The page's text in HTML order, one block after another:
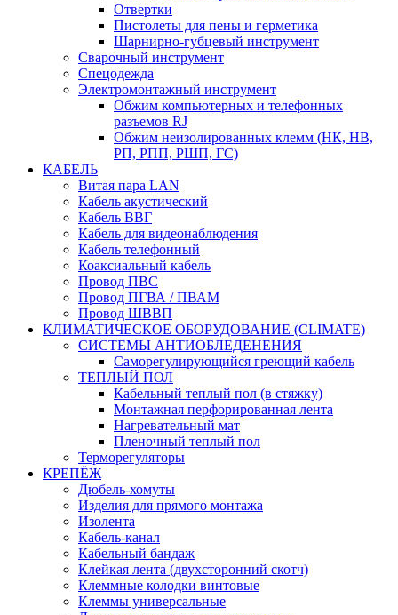
Отвертки
Пистолеты для пены и герметика
Шарнирно-губцевый инструмент
Сварочный инструмент
Спецодежда
Электромонтажный инструмент
Обжим компьютерных и телефонных
разъемов RJ
Обжим неизолированных клемм (НК, НВ,
РП, РПП, РШП, ГС)
КАБЕЛЬ
Витая пара LAN
Кабель акустический
Кабель ВВГ
Кабель для видеонаблюдения
Кабель телефонный
Коаксиальный кабель
Провод ПВС
Провод ПГВА / ПВАМ
Провод ШВВП
КЛИМАТИЧЕСКОЕ ОБОРУДОВАНИЕ (CLIMATE)
СИСТЕМЫ АНТИОБЛЕДЕНЕНИЯ
Саморегулирующийся греющий кабель
ТЕПЛЫЙ ПОЛ
Кабельный теплый пол (в стяжку)
Монтажная перфорированная лента
Нагревательный мат
Пленочный теплый пол
Терморегуляторы
КРЕПЁЖ
Дюбель-хомуты
Изделия для прямого монтажа
Изолента
Кабель-канал
Кабельный бандаж
Клейкая лента (двухсторонний скотч)
Клеммные колодки винтовые
Клеммы универсальные